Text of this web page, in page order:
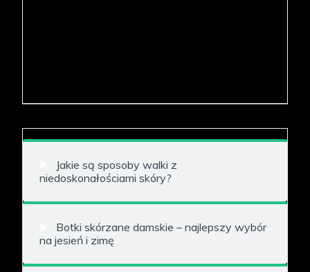
Jakie są sposoby walki z
niedoskonałościami skóry?
Botki skórzane damskie – najlepszy wybór
na jesień i zimę